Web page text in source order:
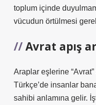
toplum içinde
vücudun örtülmesi
Avrat apış
Araplar eşlerine “Avrat”
Türkçe’de insanlar
sahibi anlamına gelir.